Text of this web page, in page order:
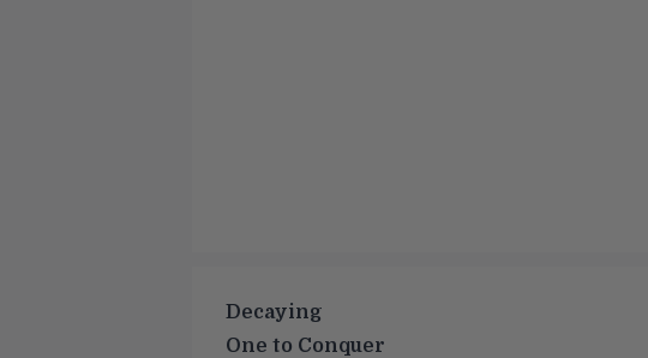
Decaying
One to Conquer